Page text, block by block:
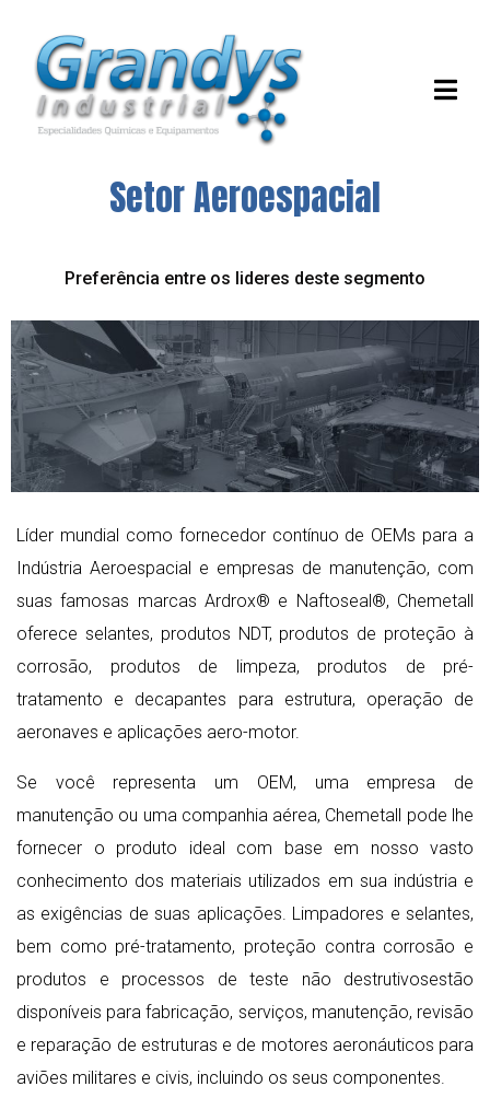
Setor Aeroespacial
Preferência entre os lideres deste segmento
Líder mundial como fornecedor contínuo de OEMs para a
Indústria Aeroespacial e empresas de manutenção, com
suas famosas marcas Ardrox® e Naftoseal®, Chemetall
oferece selantes, produtos NDT, produtos de proteção à
corrosão, produtos de limpeza, produtos de pré-
tratamento e decapantes para estrutura, operação de
aeronaves e aplicações aero-motor.
Se você representa um OEM, uma empresa de
manutenção ou uma companhia aérea, Chemetall pode lhe
fornecer o produto ideal com base em nosso vasto
conhecimento dos materiais utilizados em sua indústria e
as exigências de suas aplicações. Limpadores e selantes,
bem como pré-tratamento, proteção contra corrosão e
produtos e processos de teste não destrutivosestão
disponíveis para fabricação, serviços, manutenção, revisão
e reparação de estruturas e de motores aeronáuticos para
aviões militares e civis, incluindo os seus componentes.